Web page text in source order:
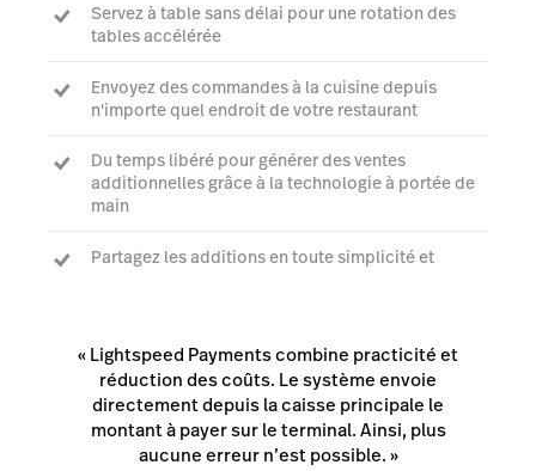
Servez à table sans délai pour une rotation des
tables accélérée
Envoyez des commandes à la cuisine depuis
n'importe quel endroit de votre restaurant
Du temps libéré pour générer des ventes
additionnelles grâce à la technologie à portée de
main
Partagez les additions en toute simplicité et
« Lightspeed Payments combine practicité et
réduction des coûts. Le système envoie
directement depuis la caisse principale le
montant à payer sur le terminal. Ainsi, plus
aucune erreur n’est possible. »